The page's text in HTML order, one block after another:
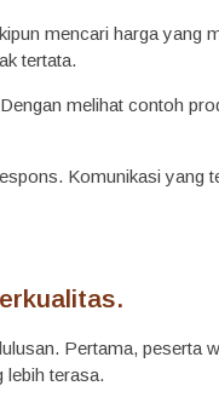
mencari harga yang
tertata.
melihat contoh
Komunikasi yang
Pertama, peserta
lebih terasa.